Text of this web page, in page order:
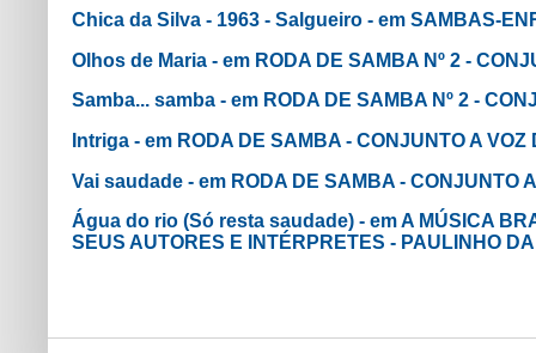
Chica da Silva - 1963 - Salgueiro - em SAMBAS-
Olhos de Maria - em RODA DE SAMBA Nº 2 -
Samba... samba - em RODA DE SAMBA Nº 2 -
Intriga - em RODA DE SAMBA - CONJUNTO A VOZ
Vai saudade - em RODA DE SAMBA - CONJUNTO
Água do rio (Só resta saudade) - em A MÚSICA
SEUS AUTORES E INTÉRPRETES - PAULINHO